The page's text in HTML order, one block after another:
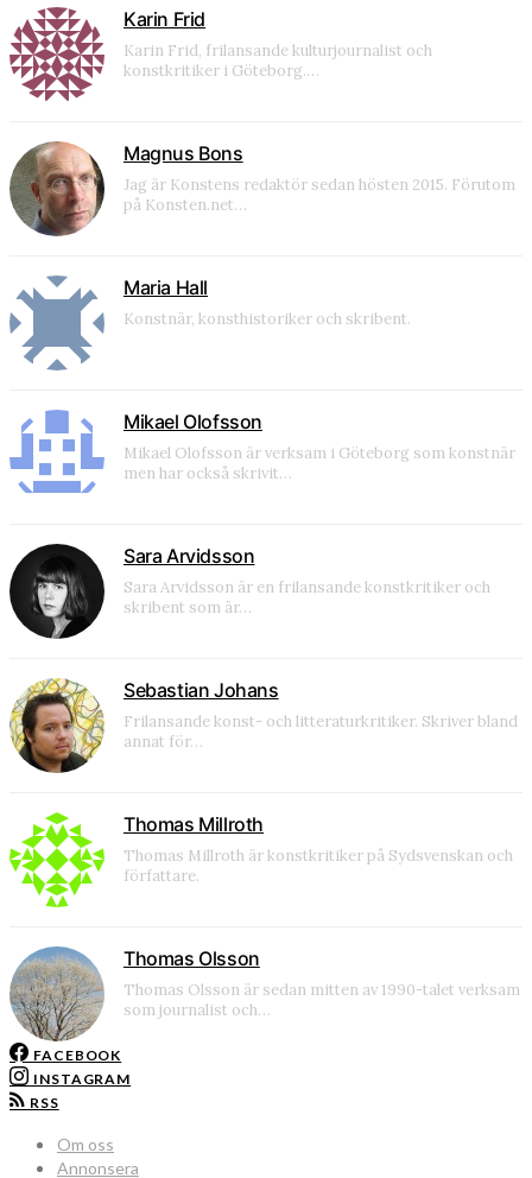
Karin Frid
Karin Frid, frilansande kulturjournalist och
konstkritiker i Göteborg.…
Magnus Bons
Jag är Konstens redaktör sedan hösten 2015. Förutom
på Konsten.net…
Maria Hall
Konstnär, konsthistoriker och skribent.
Mikael Olofsson
Mikael Olofsson är verksam i Göteborg som konstnär
men har också skrivit…
Sara Arvidsson
Sara Arvidsson är en frilansande konstkritiker och
skribent som är…
Sebastian Johans
Frilansande konst- och litteraturkritiker. Skriver bland
annat för…
Thomas Millroth
Thomas Millroth är konstkritiker på Sydsvenskan och
författare.
Thomas Olsson
Thomas Olsson är sedan mitten av 1990-talet verksam
som journalist och…
FACEBOOK
INSTAGRAM
RSS
Om oss
Annonsera